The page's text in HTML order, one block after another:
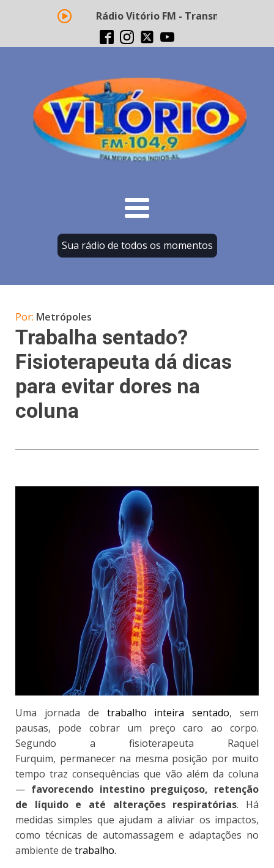
Rádio Vitório FM - Transmissão ao vivo
Sua rádio de todos os momentos
Por: Metrópoles
Trabalha sentado?
Fisioterapeuta dá dicas
para evitar dores na
coluna
Uma jornada de trabalho inteira sentado, sem
pausas, pode cobrar um preço caro ao corpo.
Segundo a fisioterapeuta Raquel
Furquim, permanecer na mesma posição por muito
tempo traz consequências que vão além da coluna
— favorecendo intestino preguiçoso, retenção
de líquido e até alterações respiratórias. Há
medidas simples que ajudam a aliviar os impactos,
como técnicas de automassagem e adaptações no
ambiente de trabalho.